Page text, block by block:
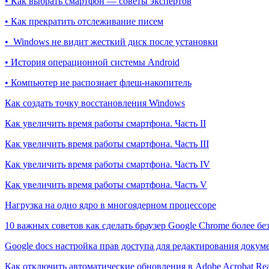
• Как прекратить отслеживание писем
• Windows не видит жесткий диск после установки
• История операционной системы Android
• Компьютер не распознает флеш-накопитель
Как создать точку восстановления Windows
Как увеличить время работы смартфона. Часть II
Как увеличить время работы смартфона. Часть III
Как увеличить время работы смартфона. Часть IV
Как увеличить время работы смартфона. Часть V
Нагрузка на одно ядро в многоядерном процессоре
10 важных советов как сделать браузер Google Chrome более
Google docs настройка прав доступа для редактирования
Как отключить автоматические обновления в Adobe Acrobat